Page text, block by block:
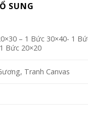
SUNG
– 1 Bức 30×40- 1
Bức 20×20
Tranh Canvas